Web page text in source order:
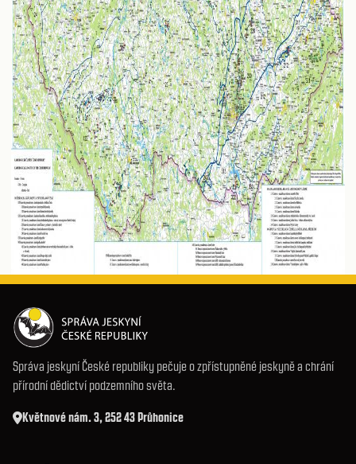
Správa jeskyní České republiky pečuje o zpřístupněné jeskyně a chrání
přírodní dědictví podzemního světa.
Květnové nám. 3, 252 43 Průhonice